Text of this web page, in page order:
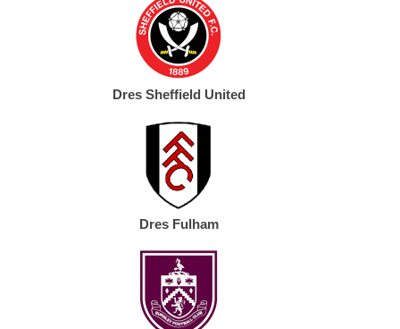
Dres Sheffield United
Dres Fulham